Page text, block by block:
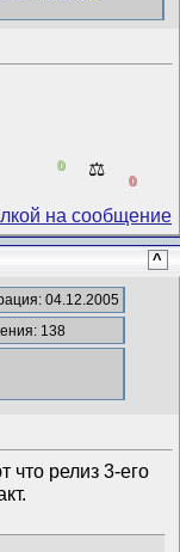
0 ⚖️
0
^
04.12.2005
138
что релиз 3-его